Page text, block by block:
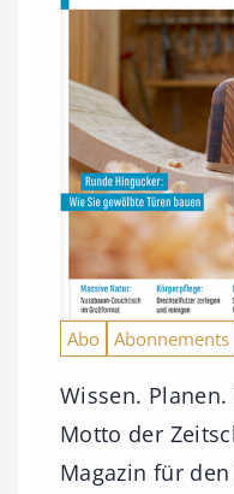
Abo Abonnements
Wissen.
Motto der
Magazin für